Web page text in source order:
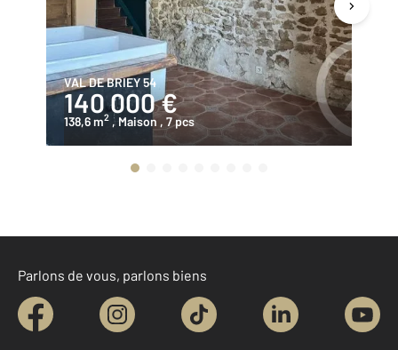
VAL DE BRIEY 54
140 000 €
138,6 m2 , Maison , 7 pcs
Parlons de vous, parlons biens